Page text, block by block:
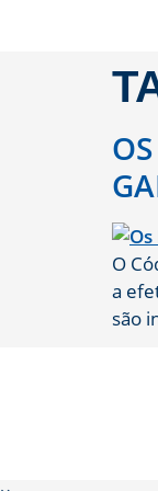
O
a
são